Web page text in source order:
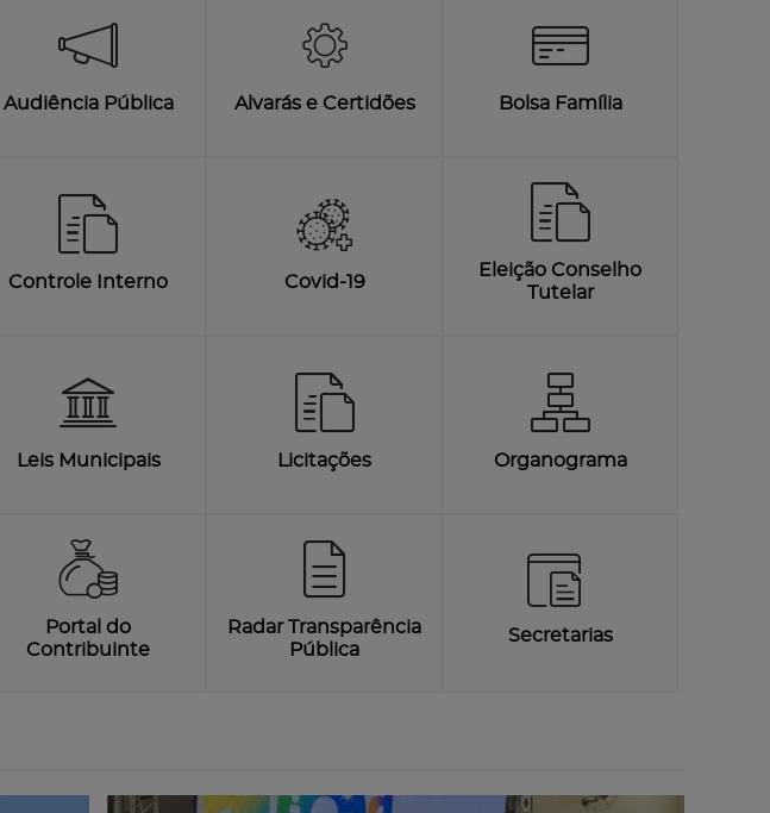
Audiência Pública Alvarás e Certidões Bolsa Família
Controle Interno Covid-19
Eleição Conselho
Tutelar
Leis Municipais Licitações Organograma
Portal do
Contribuinte
Radar Transparência
Pública
Secretarias